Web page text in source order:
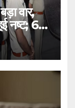
वार,
नष्ट; 66